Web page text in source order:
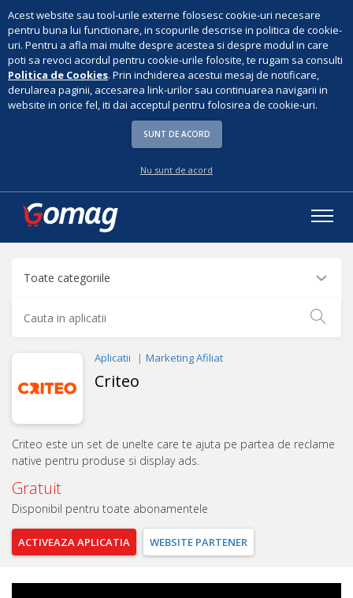
Acest website sau tool-urile externe folosesc cookie-uri necesare
pentru buna lui functionare, in scopurile descrise in politica de cookie-
uri. Pentru a afla mai multe despre acestea si despre modul in care
poti sa revoci acordul pentru cookie-urile folosite, te rugam sa consulti
Politica de Cookies. Prin inchiderea acestui mesaj de notificare,
derularea paginii, accesarea link-urilor sau continuarea navigarii in
website in orice fel, iti dai acceptul pentru folosirea de cookie-uri.
SUNT DE ACORD
Nu sunt de acord
Aplicatii Marketing Afiliat
Criteo
Criteo este un set de unelte care te ajuta pe partea de reclame
native pentru produse si display ads.
Gratuit
Disponibil pentru toate abonamentele
ACTIVEAZAAPLICATIA WEBSITE PARTENER